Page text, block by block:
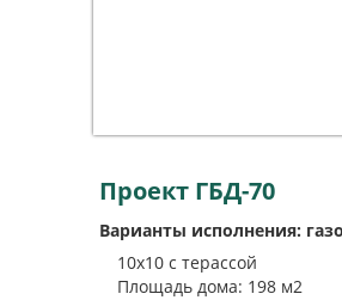
Проект ГБД-70
Варианты исполнения:
10х10 с терассой
Площадь дома: 198 м2